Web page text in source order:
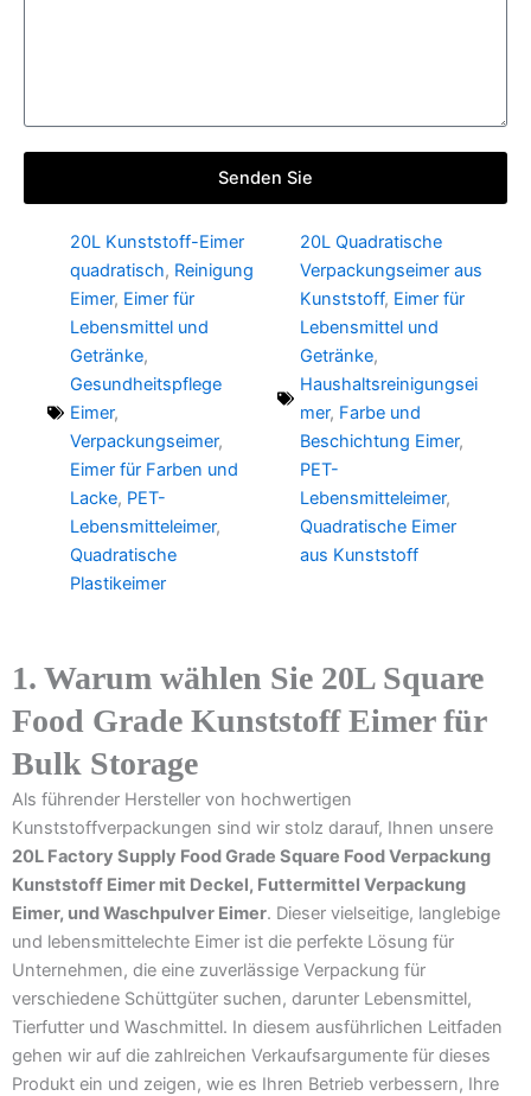
Senden Sie
20L Kunststoff-Eimer
quadratisch, Reinigung
Eimer, Eimer für
Lebensmittel und
Getränke,
Gesundheitspflege
Eimer,
Verpackungseimer,
Eimer für Farben und
Lacke, PET-
Lebensmitteleimer,
Quadratische
Plastikeimer
20L Quadratische
Verpackungseimer aus
Kunststoff, Eimer für
Lebensmittel und
Getränke,
Haushaltsreinigungsei
mer, Farbe und
Beschichtung Eimer,
PET-
Lebensmitteleimer,
Quadratische Eimer
aus Kunststoff
1. Warum wählen Sie 20L Square
Food Grade Kunststoff Eimer für
Bulk Storage
Als führender Hersteller von hochwertigen
Kunststoffverpackungen sind wir stolz darauf, Ihnen unsere
20L Factory Supply Food Grade Square Food Verpackung
Kunststoff Eimer mit Deckel, Futtermittel Verpackung
Eimer, und Waschpulver Eimer. Dieser vielseitige, langlebige
und lebensmittelechte Eimer ist die perfekte Lösung für
Unternehmen, die eine zuverlässige Verpackung für
verschiedene Schüttgüter suchen, darunter Lebensmittel,
Tierfutter und Waschmittel. In diesem ausführlichen Leitfaden
gehen wir auf die zahlreichen Verkaufsargumente für dieses
Produkt ein und zeigen, wie es Ihren Betrieb verbessern, Ihre